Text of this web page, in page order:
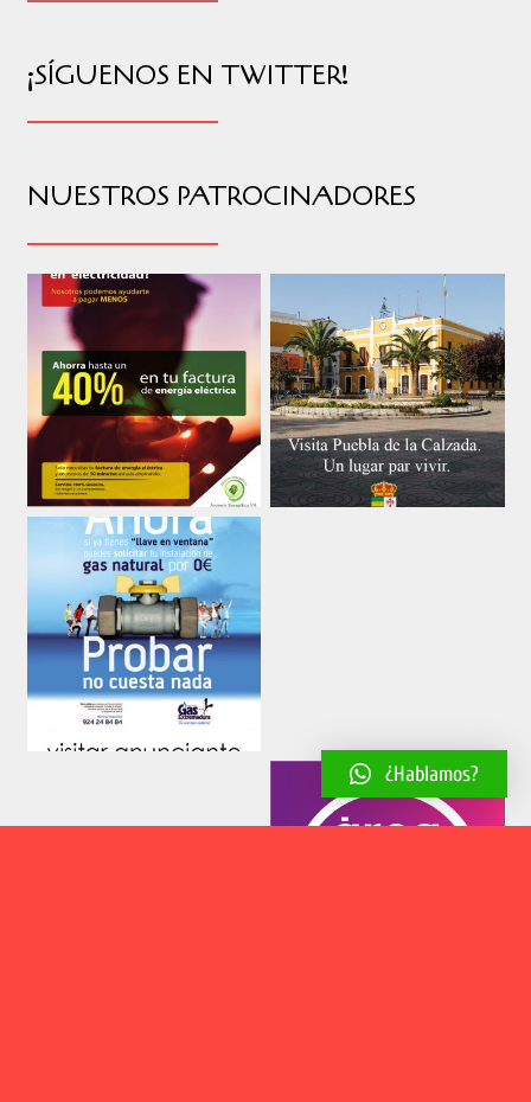
¡SÍGUENOS EN TWITTER!
NUESTROS PATROCINADORES
¿Hablamos?